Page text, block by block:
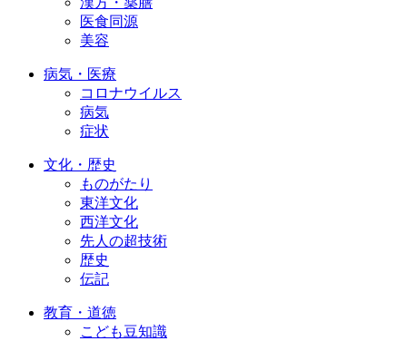
医食同源
美容
病気・医療
コロナウイルス
病気
症状
文化・歴史
ものがたり
東洋文化
西洋文化
先人の超技術
歴史
伝記
教育・道徳
こども豆知識